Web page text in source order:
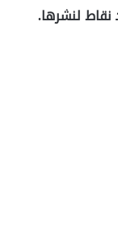
نقاط لنشرها.